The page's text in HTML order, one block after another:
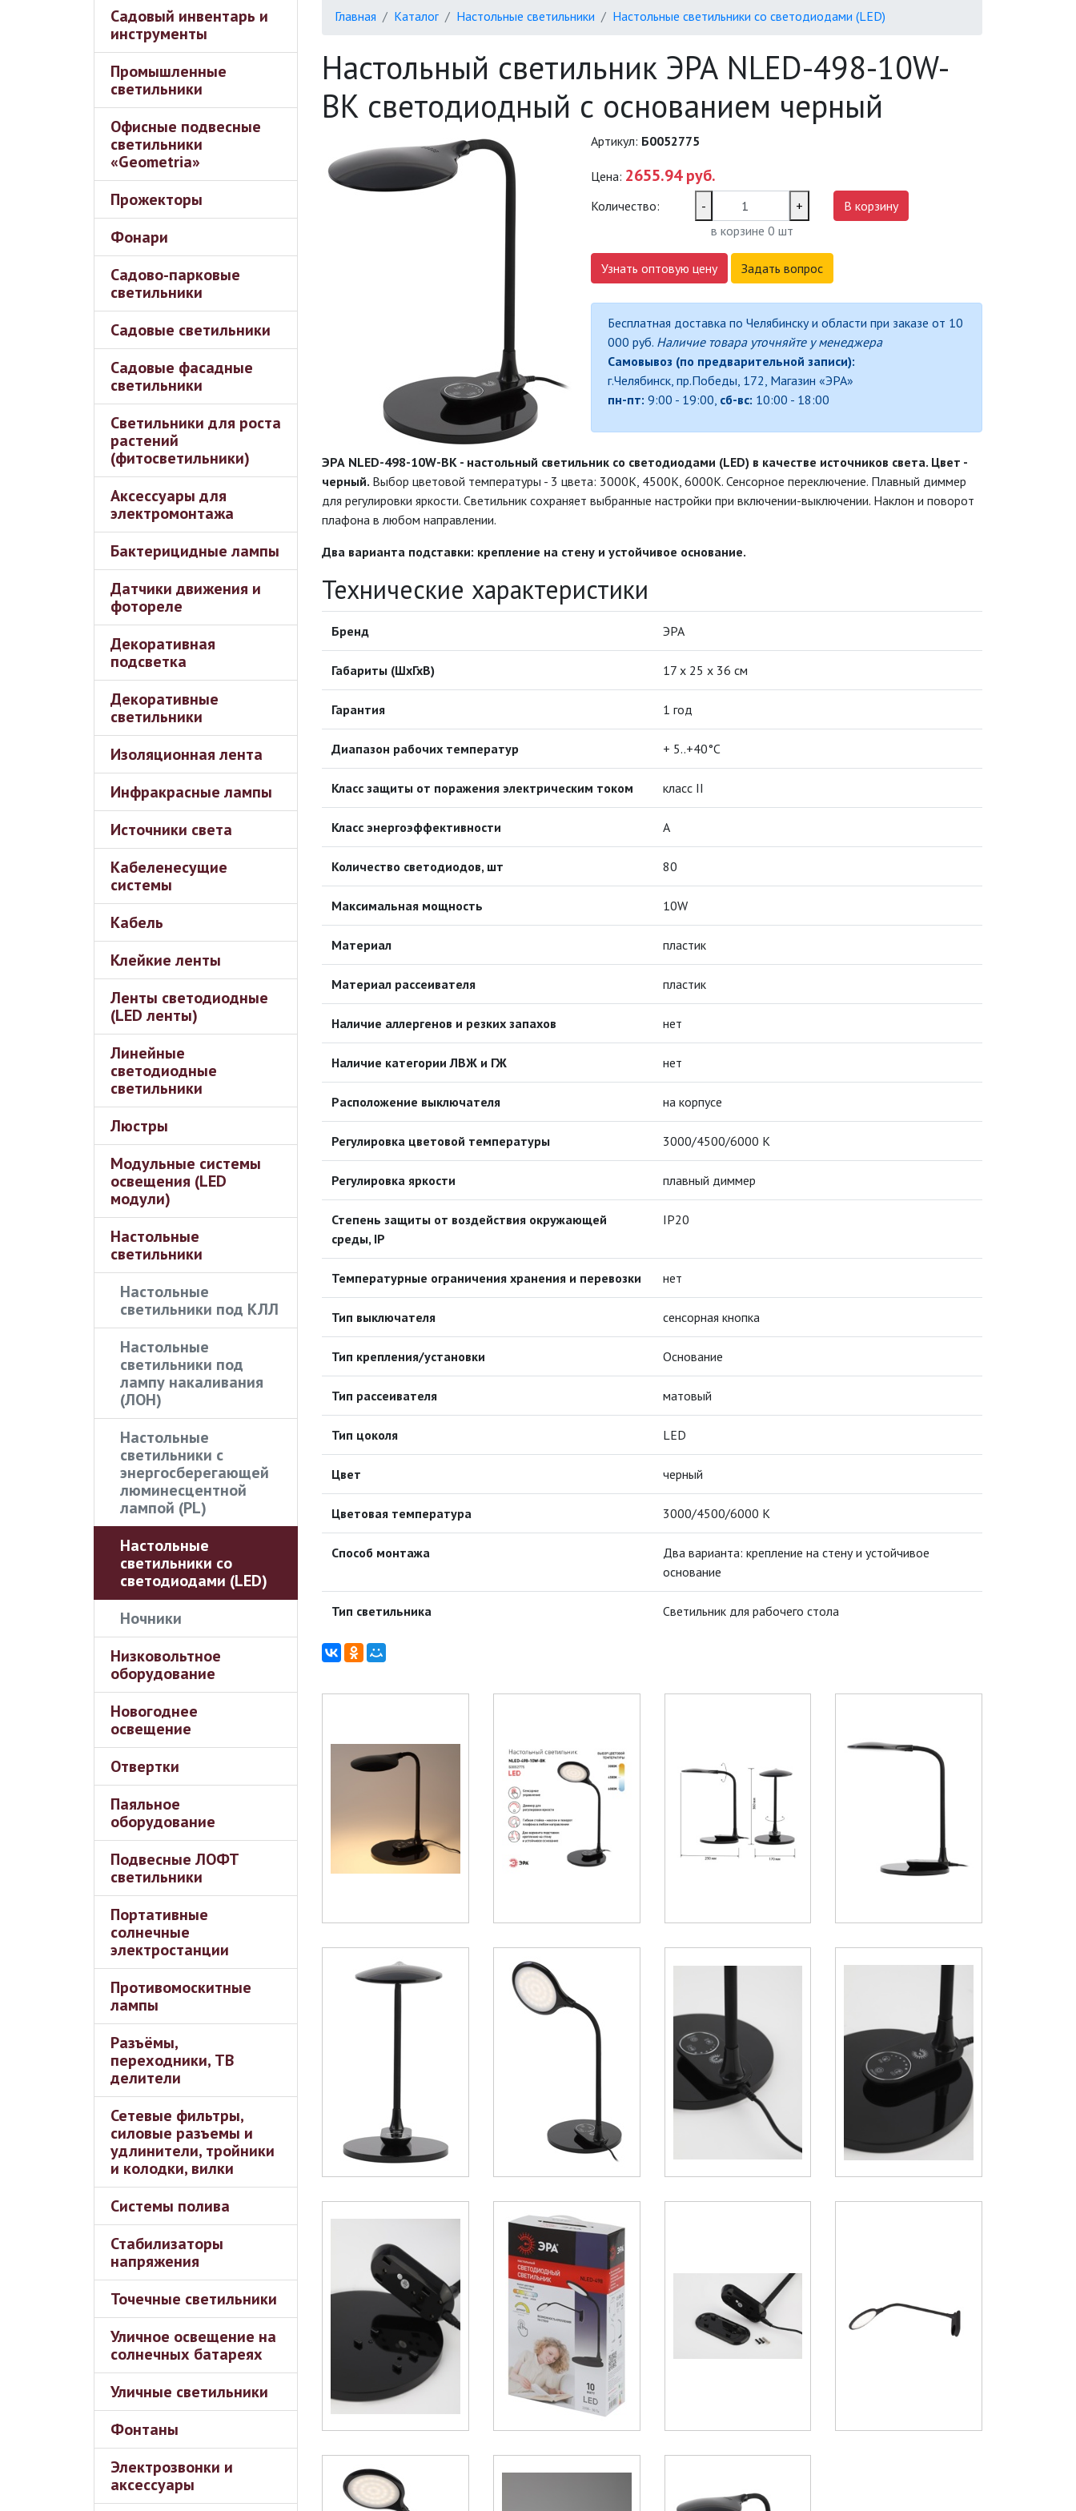
Садовый инвентарь и
инструменты
Промышленные
светильники
Офисные подвесные
светильники
«Geometria»
Прожекторы
Фонари
Садово-парковые
светильники
Садовые светильники
Садовые фасадные
светильники
Светильники для роста
растений
(фитосветильники)
Аксессуары для
электромонтажа
Бактерицидные лампы
Датчики движения и
фотореле
Декоративная
подсветка
Декоративные
светильники
Изоляционная лента
Инфракрасные лампы
Источники света
Кабеленесущие
системы
Кабель
Клейкие ленты
Ленты светодиодные
(LED ленты)
Линейные
светодиодные
светильники
Люстры
Модульные системы
освещения (LED
модули)
Настольные
светильники
Настольные
светильники под КЛЛ
Настольные
светильники под
лампу накаливания
(ЛОН)
Настольные
светильники с
энергосберегающей
люминесцентной
лампой (PL)
Настольные
светильники со
светодиодами (LED)
Ночники
Низковольтное
оборудование
Новогоднее
освещение
Отвертки
Паяльное
оборудование
Подвесные ЛОФТ
светильники
Портативные
солнечные
электростанции
Противомоскитные
лампы
Разъёмы,
переходники, ТВ
делители
Сетевые фильтры,
силовые разъемы и
удлинители, тройники
и колодки, вилки
Системы полива
Стабилизаторы
напряжения
Точечные светильники
Уличное освещение на
солнечных батареях
Уличные светильники
Фонтаны
Электрозвонки и
аксессуары
Главная Каталог Настольные светильники Настольные светильники со светодиодами (LED)
Настольный светильник ЭРА NLED-498-10W-
BK светодиодный с основанием черный
Артикул: Б0052775
Цена: 2655.94 руб.
Количество: -
+
в корзине 0 шт
В корзину
Узнать оптовую цену Задать вопрос
Бесплатная доставка по Челябинску и области при заказе от 10
000 руб. Наличие товара уточняйте у менеджера
Самовывоз (по предварительной записи):
г.Челябинск, пр.Победы, 172, Магазин «ЭРА»
пн-пт: 9:00 - 19:00, сб-вс: 10:00 - 18:00
ЭРА NLED-498-10W-BK - настольный светильник со светодиодами (LED) в качестве источников света. Цвет -
черный. Выбор цветовой температуры - 3 цвета: 3000К, 4500К, 6000К. Сенсорное переключение. Плавный диммер
для регулировки яркости. Светильник сохраняет выбранные настройки при включении-выключении. Наклон и поворот
плафона в любом направлении.
Два варианта подставки: крепление на стену и устойчивое основание.
Технические характеристики
Бренд ЭРА
Габариты (ШхГхВ) 17 х 25 х 36 см
Гарантия 1 год
Диапазон рабочих температур + 5..+40°C
Класс защиты от поражения электрическим током класс II
Класс энергоэффективности A
Количество светодиодов, шт 80
Максимальная мощность 10W
Материал пластик
Материал рассеивателя пластик
Наличие аллергенов и резких запахов нет
Наличие категории ЛВЖ и ГЖ нет
Расположение выключателя на корпусе
Регулировка цветовой температуры 3000/4500/6000 K
Регулировка яркости плавный диммер
Степень защиты от воздействия окружающей
среды, IP
IP20
Температурные ограничения хранения и перевозки нет
Тип выключателя сенсорная кнопка
Тип крепления/установки Основание
Тип рассеивателя матовый
Тип цоколя LED
Цвет черный
Цветовая температура 3000/4500/6000 K
Способ монтажа
Два варианта: крепление на стену и устойчивое
основание
Тип светильника Светильник для рабочего стола